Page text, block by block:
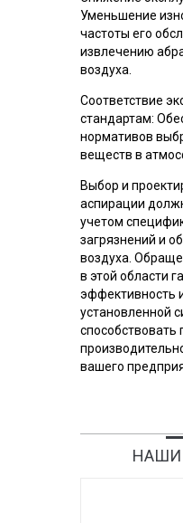
Уменьшение
частоты его
извлечению
воздуха.
Соответствие
стандартам:
нормативов
веществ в
Выбор и
аспирации
учетом
загрязнений и
воздуха.
в этой области
эффективность
установленной
вашего
НАШИ